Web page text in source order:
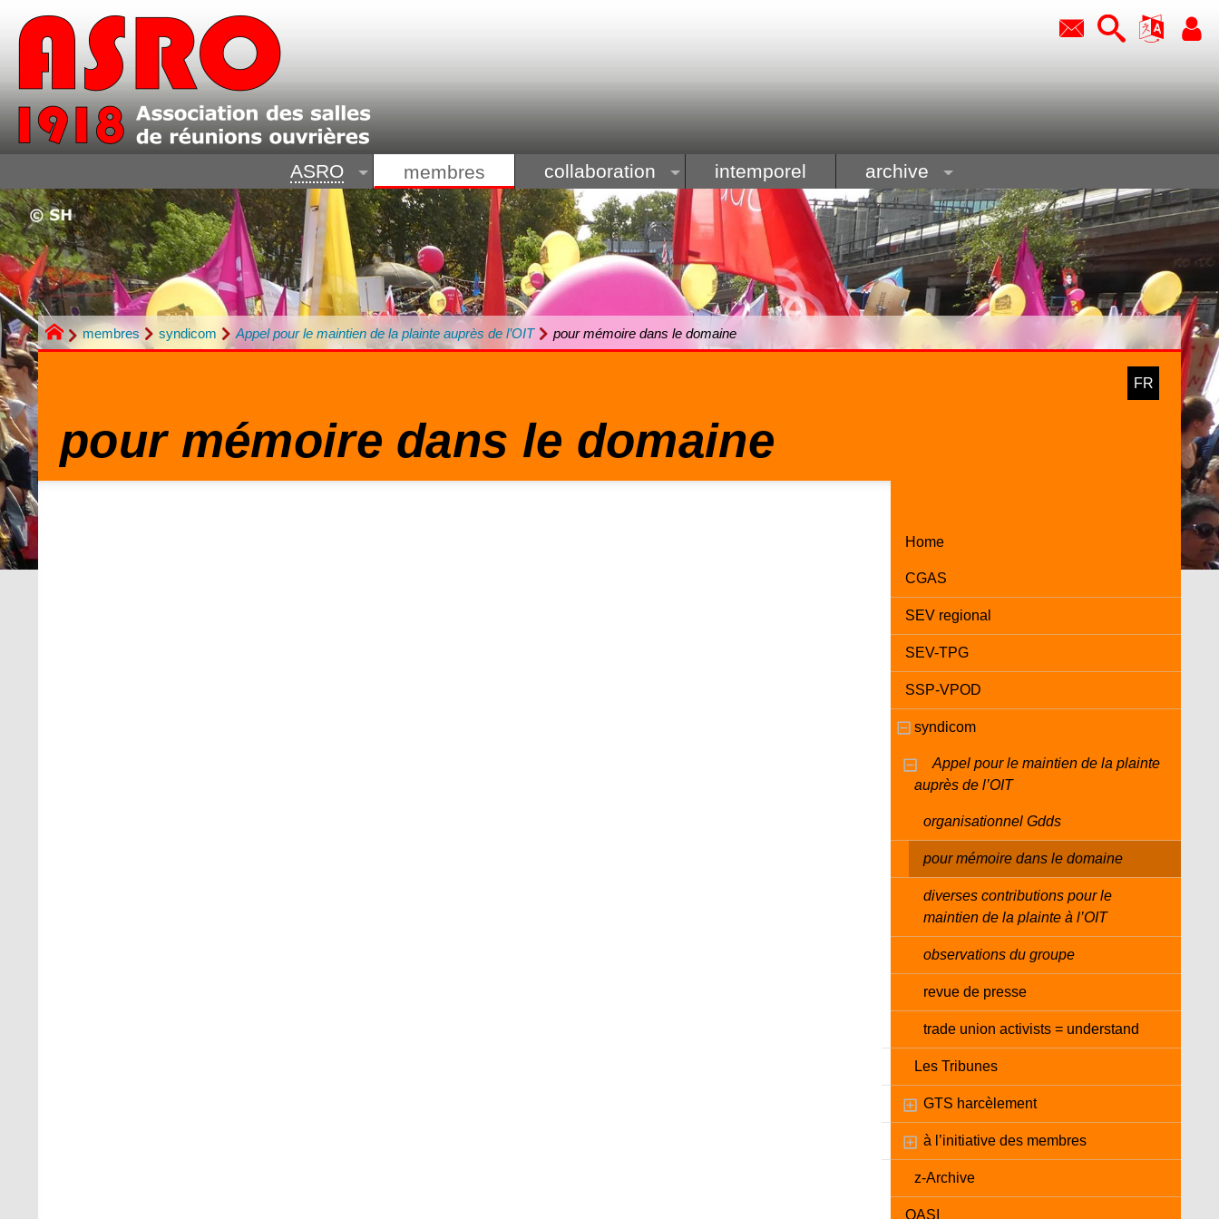
ASRO membres collaboration intemporel archive
membres syndicom Appel pour le maintien de la plainte auprès de l’OIT pour mémoire dans le domaine
FR
pour mémoire dans le domaine
Home
CGAS
SEV regional
SEV-TPG
SSP-VPOD
syndicom
Appel pour le maintien de la plainte
auprès de l’OIT
organisationnel Gdds
pour mémoire dans le domaine
diverses contributions pour le
maintien de la plainte à l’OIT
observations du groupe
revue de presse
trade union activists = understand
Les Tribunes
GTS harcèlement
à l’initiative des membres
z-Archive
OASI